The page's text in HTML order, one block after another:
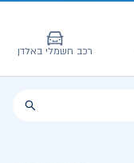
רכב חשמלי באלדן